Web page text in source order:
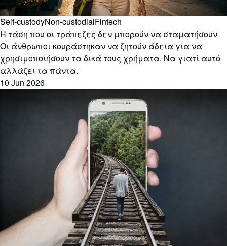
Self-custodyNon-custodialFintech
Η τάση που οι τράπεζες δεν μπορούν να σταματήσουν
Οι άνθρωποι κουράστηκαν να ζητούν άδεια για να
χρησιμοποιήσουν τα δικά τους χρήματα. Να γιατί αυτό
αλλάζει τα πάντα.
10 Jun 2026